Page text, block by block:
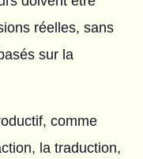
réelles, sans
sur la
comme
la traduction,